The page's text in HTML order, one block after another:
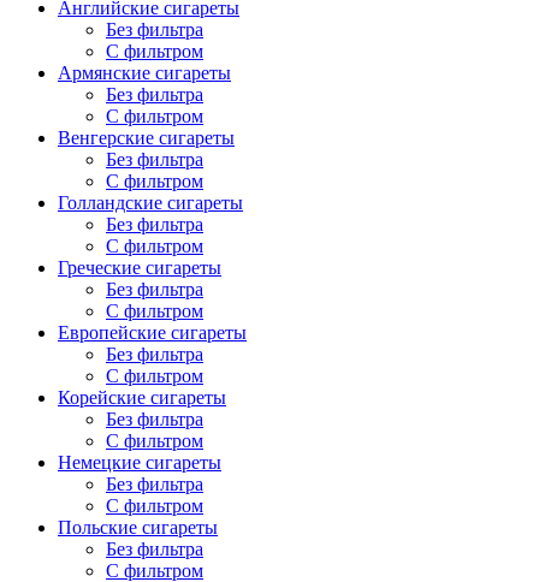
Английские сигареты
Без фильтра
С фильтром
Армянские сигареты
Без фильтра
С фильтром
Венгерские сигареты
Без фильтра
С фильтром
Голландские сигареты
Без фильтра
С фильтром
Греческие сигареты
Без фильтра
С фильтром
Европейские сигареты
Без фильтра
С фильтром
Корейские сигареты
Без фильтра
С фильтром
Немецкие сигареты
Без фильтра
С фильтром
Польские сигареты
Без фильтра
С фильтром